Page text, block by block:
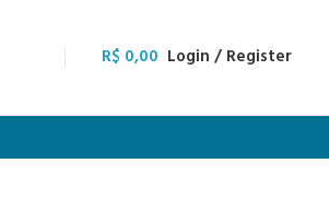
R$ 0,00 Login / Register